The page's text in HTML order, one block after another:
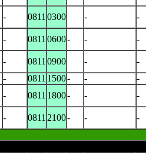
- 0811 0300 - -
- 0811 0600- - -
- 0811 0900 -
-
- 0811 1500- -
-
- 0811 1800- - -
- 0811 2100- -
-